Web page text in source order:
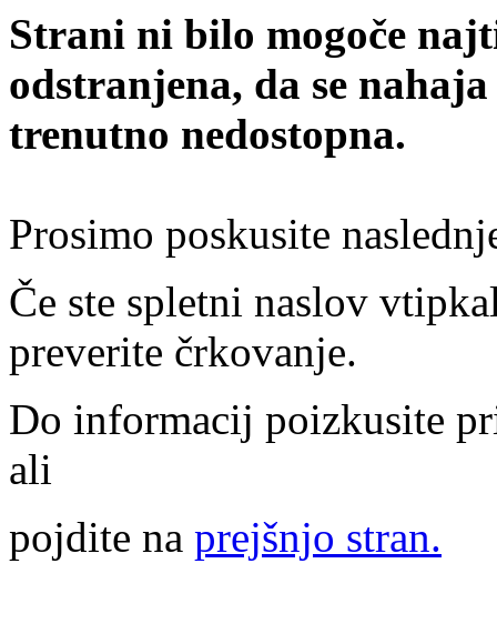
Strani ni bilo mogoče
odstranjena, da se
trenutno nedostopna.
Prosimo poskusite
Če ste spletni naslov
preverite črkovanje.
Do informacij poizkusite
ali
pojdite na prejšnjo stran.